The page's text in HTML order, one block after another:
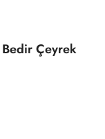
Bedir Çeyrek